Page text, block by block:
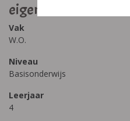
eigen land
Vak
W.O.
Niveau
Basisonderwijs
Leerjaar
4